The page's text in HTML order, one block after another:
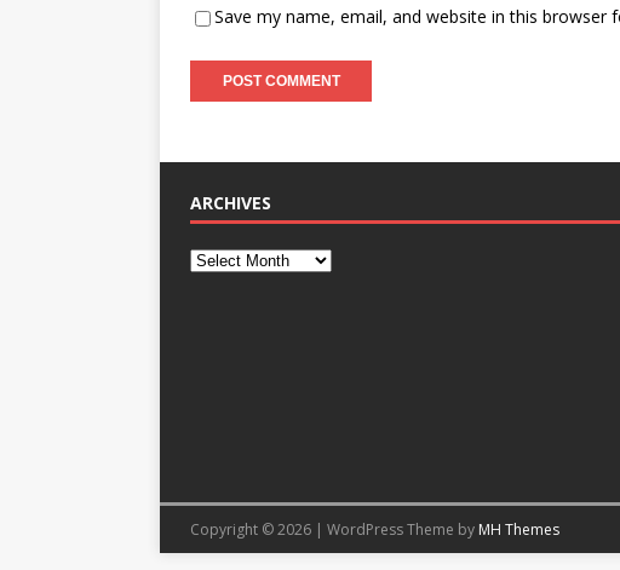
Save my name, email, and website in this browser
ARCHIVES
Copyright © 2026 | WordPress Theme by MH Themes